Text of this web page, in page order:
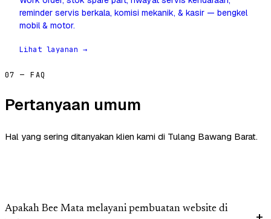
reminder servis berkala, komisi mekanik, & kasir — bengkel
mobil & motor.
Lihat layanan →
07 — FAQ
Pertanyaan umum
Hal yang sering ditanyakan klien kami di Tulang Bawang Barat.
Apakah Bee Mata melayani pembuatan website di